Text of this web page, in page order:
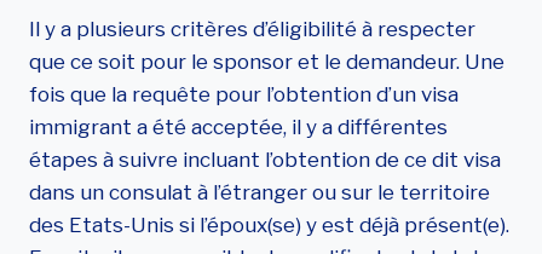
Il y a plusieurs critères d’éligibilité à respecter
que ce soit pour le sponsor et le demandeur. Une
fois que la requête pour l’obtention d’un visa
immigrant a été acceptée, il y a différentes
étapes à suivre incluant l’obtention de ce dit visa
dans un consulat à l’étranger ou sur le territoire
des Etats-Unis si l’époux(se) y est déjà présent(e).